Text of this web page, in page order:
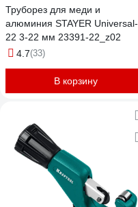
Труборез для меди и
алюминия STAYER Universal-
22 3-22 мм 23391-22_z02
4.7(33)
В корзину